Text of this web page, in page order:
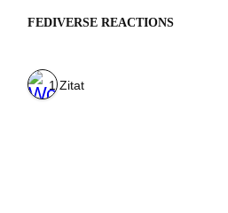
FEDIVERSE REACTIONS
1 Zitat